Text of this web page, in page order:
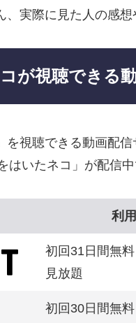
実際に見た人の感想
が視聴できる
を視聴できる動画配
いたネコ」が配信中
利
初回31日間無料
見放題
初回30日間無料